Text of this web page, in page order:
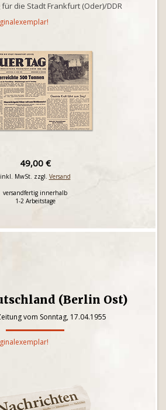
die Stadt Frankfurt (Oder)/DDR
49,00 €
inkl. MwSt. zzgl. Versand
versandfertig innerhalb
1-2 Arbeitstage
(Berlin Ost)
vom Sonntag, 17.04.1955